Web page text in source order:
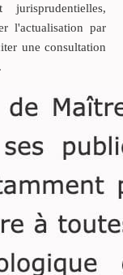
de
a
Y,
de
l'actualisation par
une consultation